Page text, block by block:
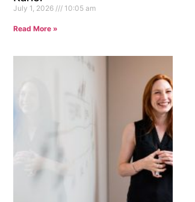
July 1, 2026 10:05 am
Read More »